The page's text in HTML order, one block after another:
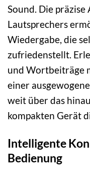
Sound. Die
Lautsprechers
Wiedergabe, die
zufriedenstellt.
und Wortbeiträge
einer
weit über das
kompakten Gerät
Intelligente
Bedienung